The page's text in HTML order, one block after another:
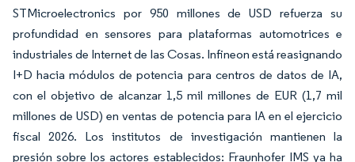
STMicroelectronics por 950 millones de USD refuerza su
profundidad en sensores para plataformas automotrices e
industriales de Internet de las Cosas. Infineon está reasignando
I+D hacia módulos de potencia para centros de datos de IA,
con el objetivo de alcanzar 1,5 mil millones de EUR (1,7 mil
millones de USD) en ventas de potencia para IA en el ejercicio
fiscal 2026. Los institutos de investigación mantienen la
presión sobre los actores establecidos: Fraunhofer IMS ya ha